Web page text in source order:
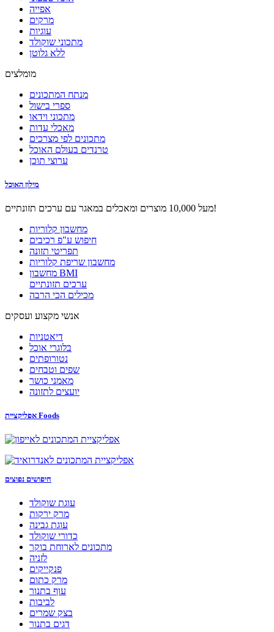
אפייה
מרקים
עוגיות
מתכוני שוקולד
ללא גלוטן
מומלצים
מנתח המתכונים
ספרי בישול
מתכוני וידאו
מאכלי עדות
מתכונים לפי מצרכים
טרנדים בעולם האוכל
ערוצי תוכן
מילון האוכל
מעל 10,000 מוצרים ומאכלים במאגר עם ערכים תזונתיים!
מחשבון קלוריות
חיפוש ע"פ רכיבים
תפריטי תזונה
מחשבון שריפת קלוריות
מחשבון BMI
ערכים תזונתיים
מכילים הכי הרבה
אנשי מקצוע ועסקים
דיאטניות
בלוגרי אוכל
נטורופתים
שפים וטבחים
מאמני כושר
יועצים לתזונה
אפליקציית Foods
חיפושים נפוצים
עוגת שוקולד
מרק ירקות
עוגת גבינה
כדורי שוקולד
מתכונים לארוחת בוקר
לזניה
פנקייקים
מרק כתום
עוף בתנור
לביבות
בצק שמרים
דגים בתנור